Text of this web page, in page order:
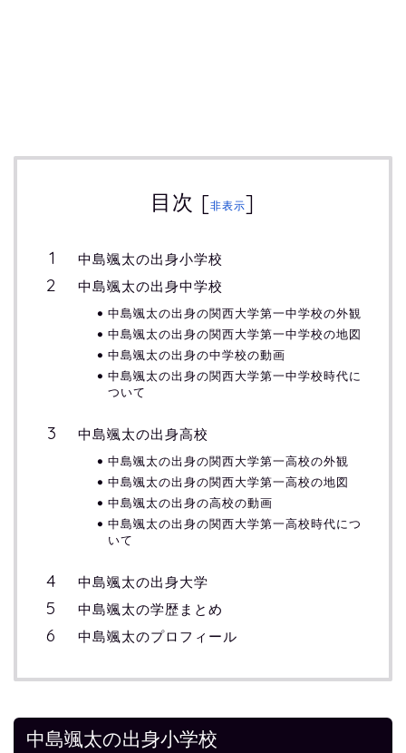
目次 [非表示]
中島颯太の出身小学校
中島颯太の出身中学校
中島颯太の出身の関西大学第一中学校の外観
中島颯太の出身の関西大学第一中学校の地図
中島颯太の出身の中学校の動画
中島颯太の出身の関西大学第一中学校時代に
ついて
中島颯太の出身高校
中島颯太の出身の関西大学第一高校の外観
中島颯太の出身の関西大学第一高校の地図
中島颯太の出身の高校の動画
中島颯太の出身の関西大学第一高校時代につ
いて
中島颯太の出身大学
中島颯太の学歴まとめ
中島颯太のプロフィール
中島颯太の出身小学校